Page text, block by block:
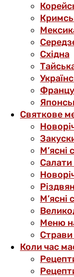
Східна
Святкове
М’ясні
Салати
М’ясні
Меню
Страви
Коли час